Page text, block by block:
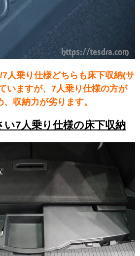
人乗り仕様どちらも床下収納(サ
いますが、7人乗り仕様の方が
収納力が劣ります。
7人乗り仕様の床下収納